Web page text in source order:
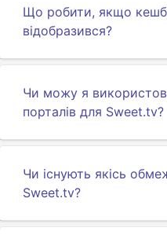
Що робити, якщо
відобразився?
Чи можу я
порталів для Sweet.tv?
Чи існують якісь
Sweet.tv?